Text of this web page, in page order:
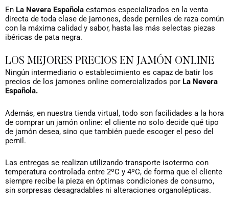
En La Nevera Española estamos especializados en la venta
directa de toda clase de jamones, desde perniles de raza común
con la máxima calidad y sabor, hasta las más selectas piezas
ibéricas de pata negra.
LOS MEJORES PRECIOS EN JAMÓN ONLINE
Ningún intermediario o establecimiento es capaz de batir los
precios de los jamones online comercializados por La Nevera
Española.
Además, en nuestra tienda virtual, todo son facilidades a la hora
de comprar un jamón online: el cliente no solo decide qué tipo
de jamón desea, sino que también puede escoger el peso del
pernil.
Las entregas se realizan utilizando transporte isotermo con
temperatura controlada entre 2ºC y 4ºC, de forma que el cliente
siempre recibe la pieza en óptimas condiciones de consumo,
sin sorpresas desagradables ni alteraciones organolépticas.